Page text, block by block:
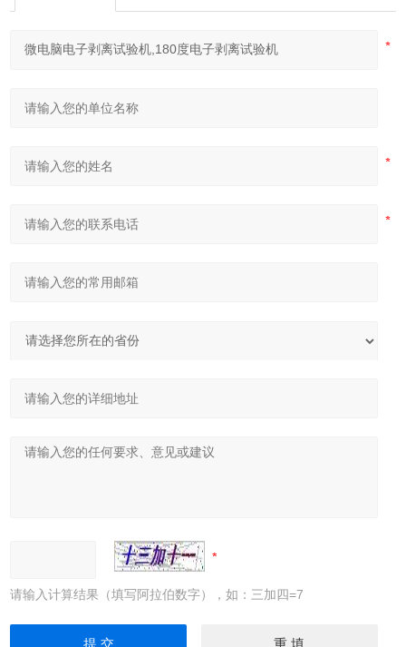
请输入计算结果（填写阿拉伯数字），如：三加四=7